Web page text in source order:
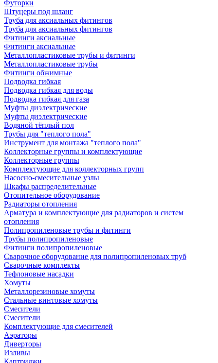
Футорки
Штуцеры под шланг
Труба для аксиальных фитингов
Труба для аксиальных фитингов
Фитинги аксиальные
Фитинги аксиальные
Металлопластиковые трубы и фитинги
Металлопластиковые трубы
Фитинги обжимные
Подводка гибкая
Подводка гибкая для воды
Подводка гибкая для газа
Муфты диэлектрические
Муфты диэлектрические
Водяной тёплый пол
Трубы для "теплого пола"
Инструмент для монтажа "теплого пола"
Коллекторные группы и комплектующие
Коллекторные группы
Комплектующие для коллекторных групп
Насосно-смесительные узлы
Шкафы распределительные
Отопительное оборудование
Радиаторы отопления
Арматура и комплектующие для радиаторов и систем
отопления
Полипропиленовые трубы и фитинги
Трубы полипропиленовые
Фитинги полипропиленовые
Сварочное оборудование для полипропиленовых труб
Сварочные комплекты
Тефлоновые насадки
Хомуты
Металлорезиновые хомуты
Стальные винтовые хомуты
Смесители
Смесители
Комплектующие для смесителей
Аэраторы
Диверторы
Изливы
Картриджи